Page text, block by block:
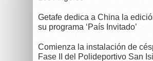
Getafe dedica a China la
su programa ‘País Invitado’
Comienza la instalación de
Fase II del Polideportivo San